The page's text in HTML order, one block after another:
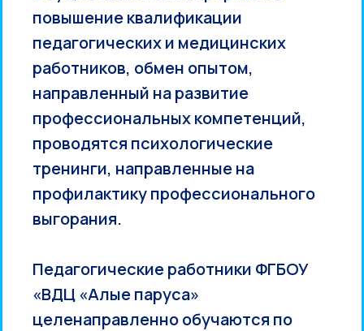
повышение квалификации
педагогических и медицинских
работников, обмен опытом,
направленный на развитие
профессиональных компетенций,
проводятся психологические
тренинги, направленные на
профилактику профессионального
выгорания.
Педагогические работники ФГБОУ
«ВДЦ «Алые паруса»
целенаправленно обучаются по